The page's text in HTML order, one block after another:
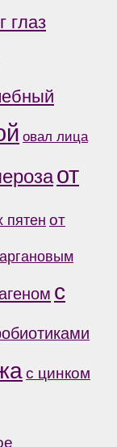
глаз
овал лица
от
пятен от
с
с цинком